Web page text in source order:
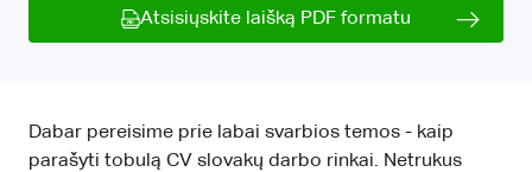
Atsisiųskite laišką PDF formatu
Dabar pereisime prie labai svarbios temos - kaip
parašyti tobulą CV slovakų darbo rinkai. Netrukus